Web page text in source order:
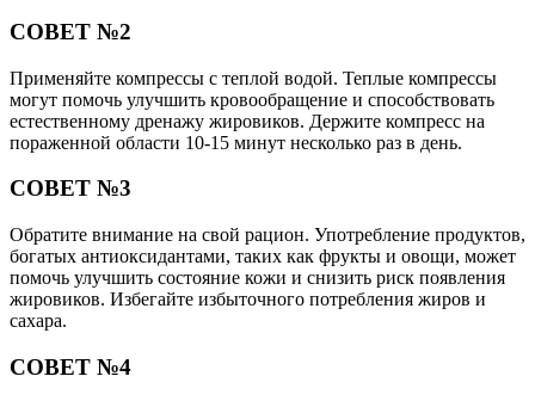
СОВЕТ №2
Применяйте компрессы с теплой водой. Теплые компрессы
могут помочь улучшить кровообращение и способствовать
естественному дренажу жировиков. Держите компресс на
пораженной области 10-15 минут несколько раз в день.
СОВЕТ №3
Обратите внимание на свой рацион. Употребление продуктов,
богатых антиоксидантами, таких как фрукты и овощи, может
помочь улучшить состояние кожи и снизить риск появления
жировиков. Избегайте избыточного потребления жиров и
сахара.
СОВЕТ №4